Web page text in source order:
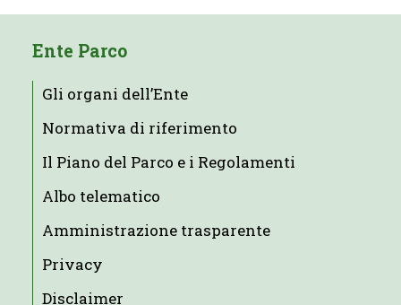
Ente Parco
Gli organi dell’Ente
Normativa di riferimento
Il Piano del Parco e i Regolamenti
Albo telematico
Amministrazione trasparente
Privacy
Disclaimer